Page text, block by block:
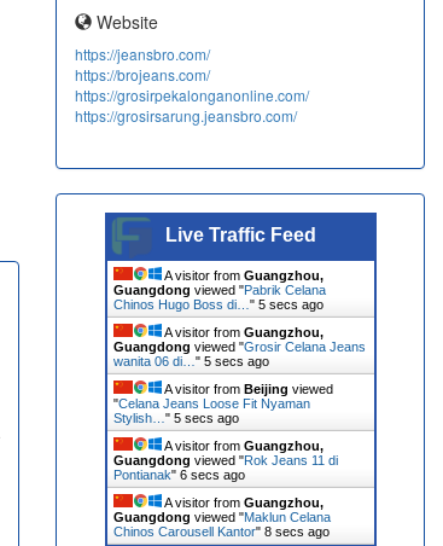
Website
https://jeansbro.com/
https://brojeans.com/
https://grosirpekalonganonline.com/
https://grosirsarung.jeansbro.com/
Live Traffic Feed
A visitor from Guangzhou,
Guangdong viewed "Pabrik Celana
Chinos Hugo Boss di… " 6 secs ago
A visitor from Guangzhou,
Guangdong viewed "Grosir Celana Jeans
wanita 06 di… " 6 secs ago
A visitor from Beijing viewed
"Celana Jeans Loose Fit Nyaman
Stylish… " 6 secs ago
A visitor from Guangzhou,
Guangdong viewed "Rok Jeans 11 di
Pontianak" 7 secs ago
A visitor from Guangzhou,
Guangdong viewed "Maklun Celana
Chinos Carousell Kantor" 9 secs ago